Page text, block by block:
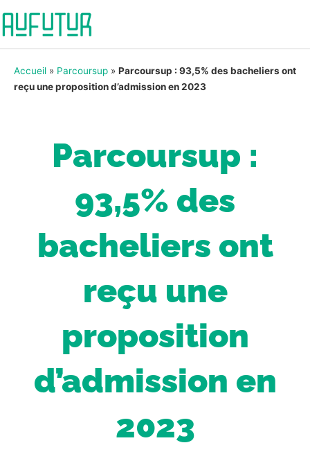
Accueil » Parcoursup » Parcoursup : 93,5% des bacheliers ont
reçu une proposition d’admission en 2023
Parcoursup :
93,5% des
bacheliers ont
reçu une
proposition
d’admission en
2023